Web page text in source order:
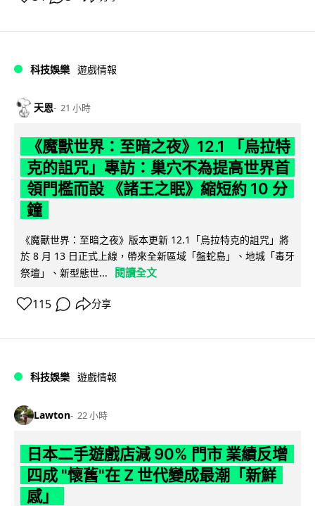
科技娛樂 遊戲情報
天恩 21 小時
《魔獸世界：至暗之夜》12.1 「烏拉特
克的詛咒」專訪：巢穴不為提高世界首
領門檻而設 《諸王之眠》縮短約 10 分
鐘
《魔獸世界：至暗之夜》版本更新 12.1「烏拉特克的詛咒」將
於 8 月 13 日正式上線，帶來全新區域「盤蛇島」、地城「毒牙
祭壇」、新型態世...
閱讀全文
115 分享
科技娛樂 遊戲情報
Lawton 22 小時
日本二手遊戲店減 90% 門市 業績反增
四成 "懷舊"在 Z 世代變成最潮「新鮮
感」